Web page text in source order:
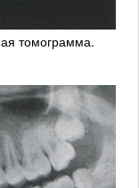
томограмма.